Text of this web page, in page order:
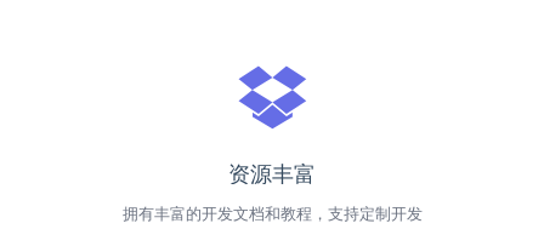
资源丰富
拥有丰富的开发文档和教程，支持定制开发